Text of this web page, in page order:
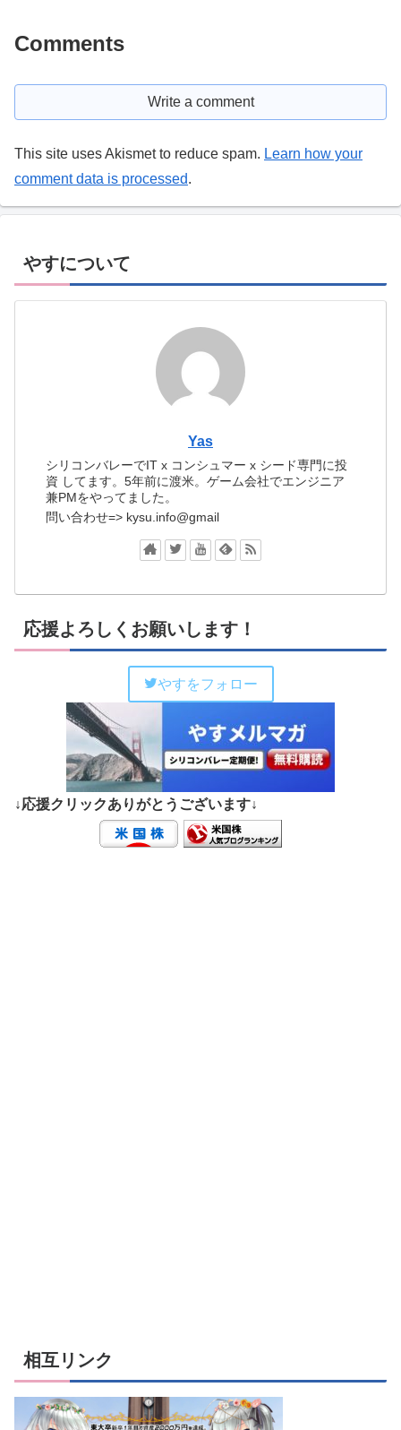
Comments
Write a comment
This site uses Akismet to reduce spam. Learn how your
comment data is processed.
やすについて
Yas
シリコンバレーでIT x コンシュマー x シード専門に投
資 してます。5年前に渡米。ゲーム会社でエンジニア
兼PMをやってました。
問い合わせ=> kysu.info@gmail
応援よろしくお願いします！
やすをフォロー
↓応援クリックありがとうございます↓
相互リンク